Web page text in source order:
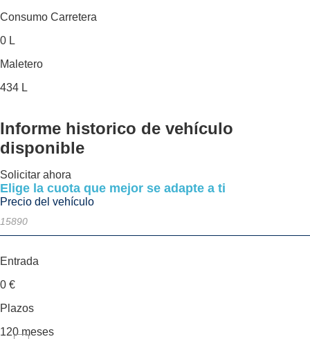
Consumo Carretera
0 L
Maletero
434 L
Informe historico de vehículo
disponible
Solicitar ahora
Elige la cuota que mejor se adapte a ti
Precio del vehículo
Entrada
0 €
Plazos
120meses